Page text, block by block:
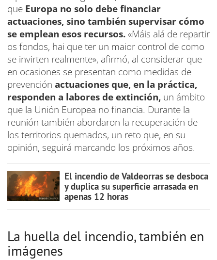
que Europa no solo debe financiar
actuaciones, sino también supervisar cómo
se emplean esos recursos.«Máis alá de repartir
os fondos, hai que ter un maior control de como
se invirten realmente», afirmó, al considerar que
en ocasiones se presentan como medidas de
prevención actuaciones que, en la práctica,
responden a labores de extinción, un ámbito
que la Unión Europea no financia. Durante la
reunión también abordaron la recuperación de
los territorios quemados, un reto que, en su
opinión, seguirá marcando los próximos años.
El incendio de Valdeorras se desboca
y duplica su superficie arrasada en
apenas 12 horas
La huella del incendio, también en
imágenes